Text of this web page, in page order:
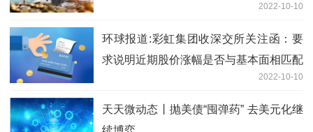
2022-10-10
环球报道:彩虹集团收深交所关注函：要
求说明近期股价涨幅是否与基本面相匹配
2022-10-10
天天微动态丨抛美债“囤弹药” 去美元化继